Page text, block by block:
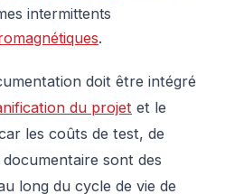
intermittents
.
doit être intégré
du projet et le
les coûts de test, de
sont des
long du cycle de vie de